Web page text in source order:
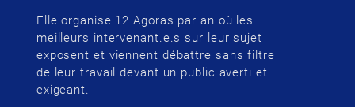
Elle organise 12 Agoras par an où les
meilleurs intervenant.e.s sur leur sujet
exposent et viennent débattre sans filtre
de leur travail devant un public averti et
exigeant.